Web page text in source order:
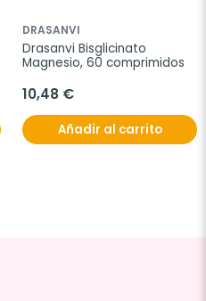
DRASANVI
Drasanvi Bisglicinato
Magnesio, 60 comprimidos
10,48 €
Añadir al carrito